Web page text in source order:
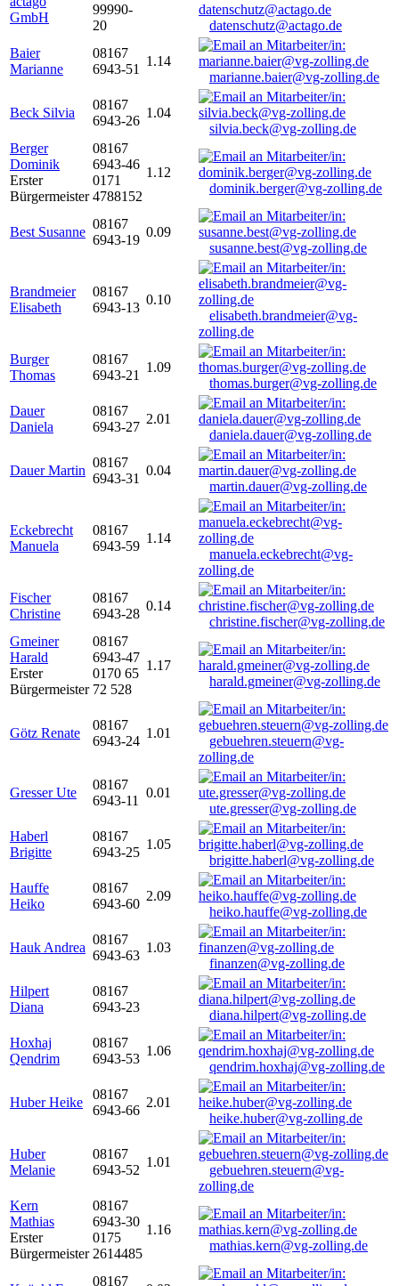
GmbH
99990-
20
datenschutz@actago.de
Baier
Marianne
08167
6943-51
1.14
marianne.baier@vg-zolling.de
Beck Silvia
08167
6943-26
1.04
silvia.beck@vg-zolling.de
Berger
Dominik
Erster
Bürgermeister
08167
6943-46
0171
4788152
1.12
dominik.berger@vg-zolling.de
Best Susanne
08167
6943-19
0.09
susanne.best@vg-zolling.de
Brandmeier
Elisabeth
08167
6943-13
0.10
elisabeth.brandmeier@vg-
zolling.de
Burger
Thomas
08167
6943-21
1.09
thomas.burger@vg-zolling.de
Dauer
Daniela
08167
6943-27
2.01
daniela.dauer@vg-zolling.de
Dauer Martin
08167
6943-31
0.04
martin.dauer@vg-zolling.de
Eckebrecht
Manuela
08167
6943-59
1.14
manuela.eckebrecht@vg-
zolling.de
Fischer
Christine
08167
6943-28
0.14
christine.fischer@vg-zolling.de
Gmeiner
Harald
Erster
Bürgermeister
08167
6943-47
0170 65
72 528
1.17
harald.gmeiner@vg-zolling.de
Götz Renate
08167
6943-24
1.01
gebuehren.steuern@vg-
zolling.de
Gresser Ute
08167
6943-11
0.01
ute.gresser@vg-zolling.de
Haberl
Brigitte
08167
6943-25
1.05
brigitte.haberl@vg-zolling.de
Hauffe
Heiko
08167
6943-60
2.09
heiko.hauffe@vg-zolling.de
Hauk Andrea
08167
6943-63
1.03
finanzen@vg-zolling.de
Hilpert
Diana
08167
6943-23
diana.hilpert@vg-zolling.de
Hoxhaj
Qendrim
08167
6943-53
1.06
qendrim.hoxhaj@vg-zolling.de
Huber Heike
08167
6943-66
2.01
heike.huber@vg-zolling.de
Huber
Melanie
08167
6943-52
1.01
gebuehren.steuern@vg-
zolling.de
Kern
Mathias
Erster
Bürgermeister
08167
6943-30
0175
2614485
1.16
mathias.kern@vg-zolling.de
08167